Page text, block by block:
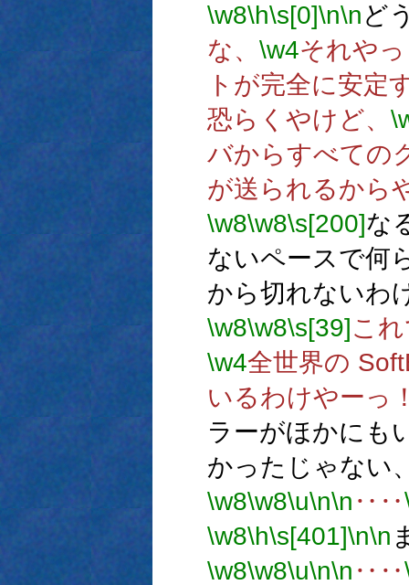
\w8\h\s[0]\n\nど
な、 \w4それや
トが完全に安定
恐らくやけど、
バからすべての
が送られるから
\w8\w8\s[200]な
ないペースで何
から切れないわ
\w8\w8\s[39]こ
\w4全世界の
いるわけやーっ
ラーがほかにも
かったじゃない
\w8\w8\u\n\n ‥‥
\w8\h\s[401]\n\n
\w8\w8\u\n\n ‥‥